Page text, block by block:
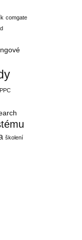
comgate
PPC
školení